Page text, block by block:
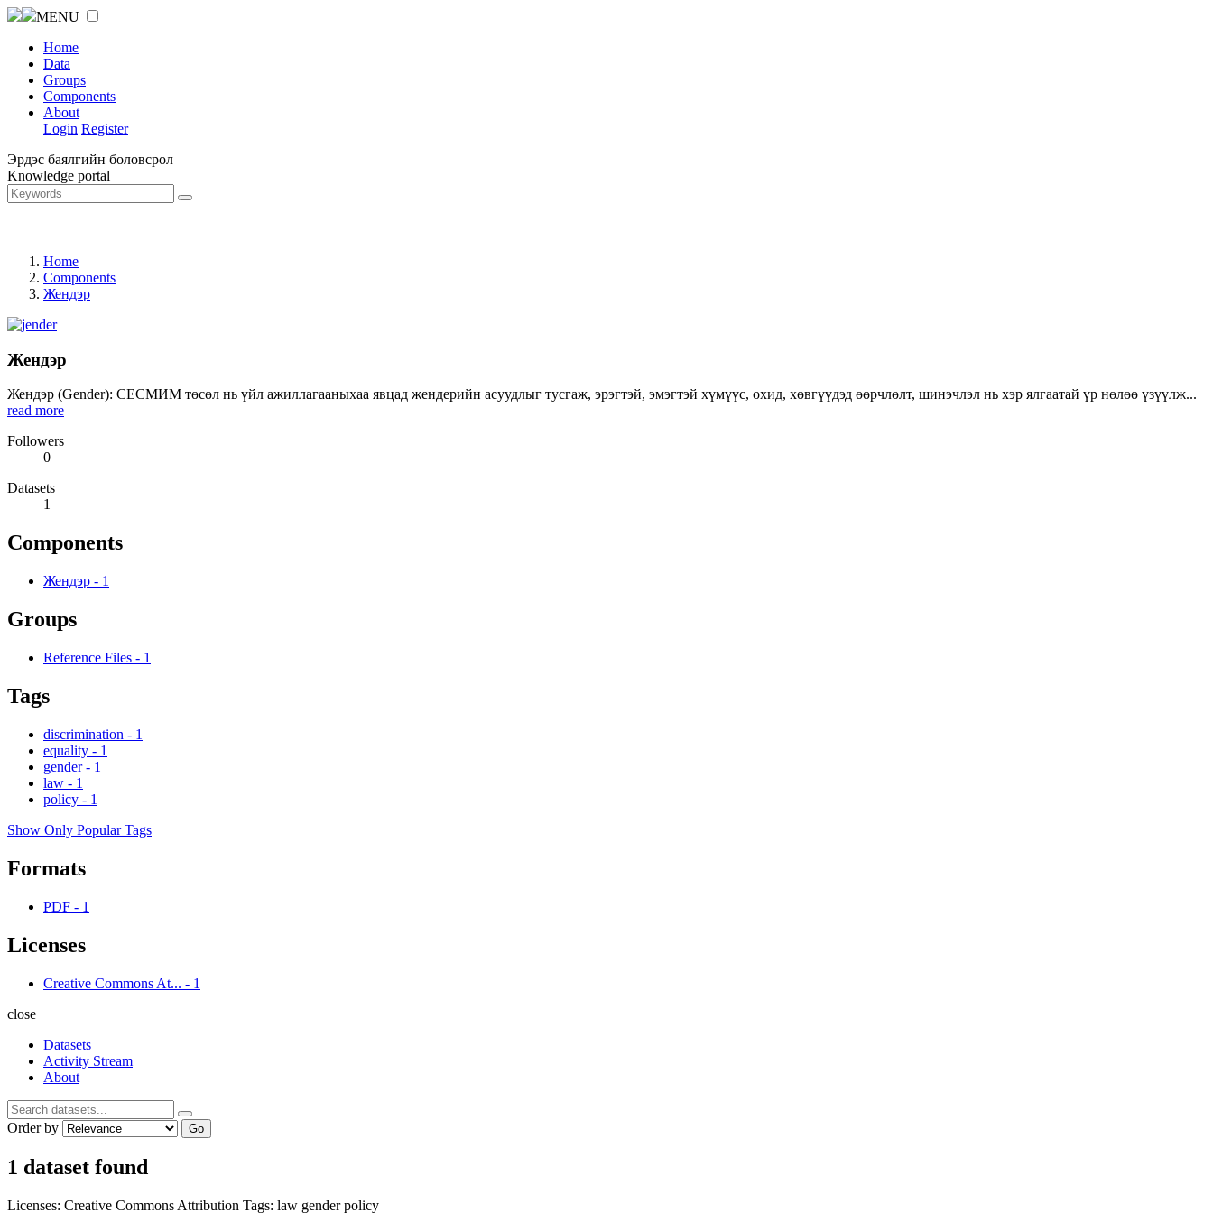
MENU
Home
Data
Groups
Components
About
Login Register
Эрдэс баялгийн боловсрол
Knowledge portal
Home
Components
Жендэр
Жендэр
Жендэр (Gender): СЕСМИМ төсөл нь үйл ажиллагааныхаа явцад жендерийн асуудлыг тусгаж, эрэгтэй, эмэгтэй хүмүүс, охид, хөвгүүдэд өөрчлөлт, шинэчлэл нь хэр ялгаатай үр нөлөө үзүүлж...
read more
Followers
0
Datasets
1
Components
Жендэр - 1
Groups
Reference Files - 1
Tags
discrimination - 1
equality - 1
gender - 1
law - 1
policy - 1
Show Only Popular Tags
Formats
PDF - 1
Licenses
Creative Commons At... - 1
close
Datasets
Activity Stream
About
Order by Go
1 dataset found
Licenses: Creative Commons Attribution Tags: law genderpolicy